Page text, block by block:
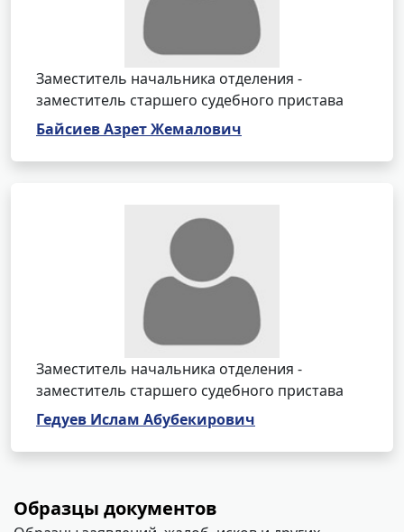
Заместитель начальника отделения -
заместитель старшего судебного пристава
Байсиев Азрет Жемалович
Заместитель начальника отделения -
заместитель старшего судебного пристава
Гедуев Ислам Абубекирович
Образцы документов